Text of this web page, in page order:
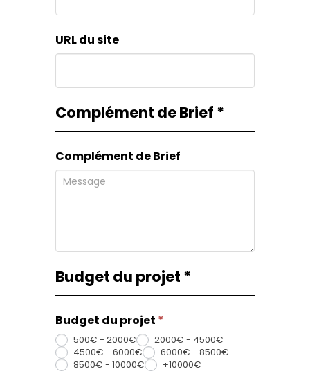
URL du site
Complément de Brief *
Complément de Brief
Budget du projet *
Budget du projet *
500€ - 2000€
2000€ - 4500€
4500€ - 6000€
6000€ - 8500€
8500€ - 10000€
+10000€